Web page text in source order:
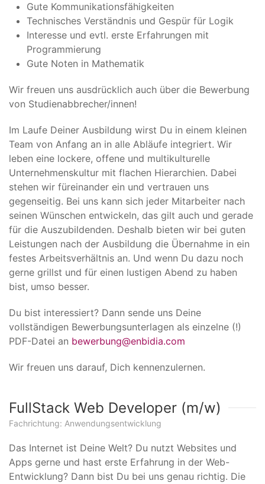
Gute Kommunikationsfähigkeiten
Technisches Verständnis und Gespür für Logik
Interesse und evtl. erste Erfahrungen mit
Programmierung
Gute Noten in Mathematik
Wir freuen uns ausdrücklich auch über die Bewerbung
von Studienabbrecher/innen!
Im Laufe Deiner Ausbildung wirst Du in einem kleinen
Team von Anfang an in alle Abläufe integriert. Wir
leben eine lockere, offene und multikulturelle
Unternehmenskultur mit flachen Hierarchien. Dabei
stehen wir füreinander ein und vertrauen uns
gegenseitig. Bei uns kann sich jeder Mitarbeiter nach
seinen Wünschen entwickeln, das gilt auch und gerade
für die Auszubildenden. Deshalb bieten wir bei guten
Leistungen nach der Ausbildung die Übernahme in ein
festes Arbeitsverhältnis an. Und wenn Du dazu noch
gerne grillst und für einen lustigen Abend zu haben
bist, umso besser.
Du bist interessiert? Dann sende uns Deine
vollständigen Bewerbungsunterlagen als einzelne (!)
PDF-Datei an bewerbung@enbidia.com
Wir freuen uns darauf, Dich kennenzulernen.
FullStack Web Developer (m/w)
Fachrichtung: Anwendungsentwicklung
Das Internet ist Deine Welt? Du nutzt Websites und
Apps gerne und hast erste Erfahrung in der Web-
Entwicklung? Dann bist Du bei uns genau richtig. Die